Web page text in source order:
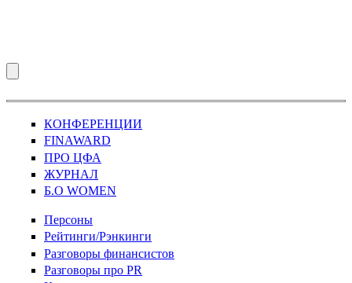
КОНФЕРЕНЦИИ
FINAWARD
ПРО ЦФА
ЖУРНАЛ
Б.О WOMEN
Персоны
Рейтинги/Рэнкинги
Разговоры финансистов
Разговоры про PR